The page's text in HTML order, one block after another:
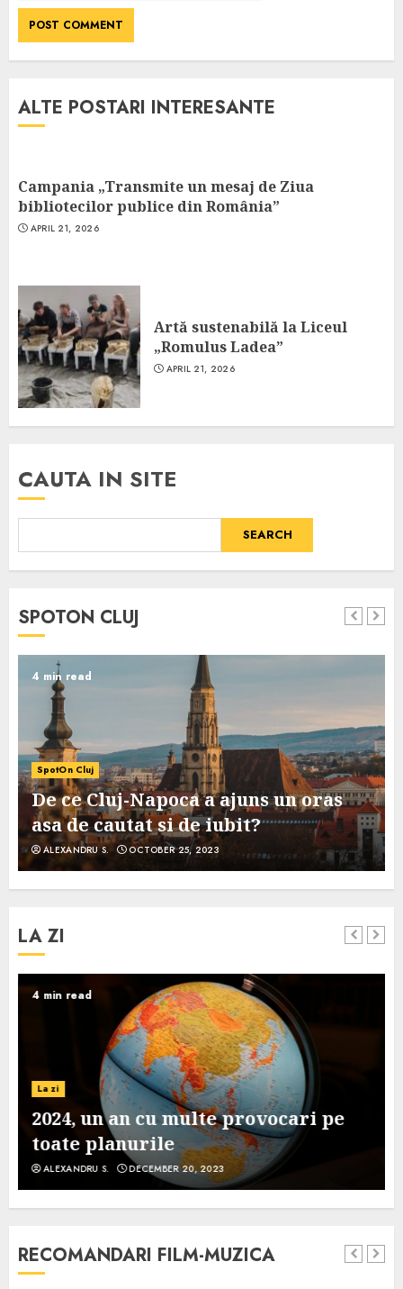
ALTE POSTARI INTERESANTE
Campania „Transmite un mesaj de Ziua
bibliotecilor publice din România”
APRIL 21, 2026
Artă sustenabilă la Liceul
„Romulus Ladea”
APRIL 21, 2026
CAUTA IN SITE
SEARCH
SPOTON CLUJ
4 min read
SpotOn Cluj
De ce Cluj-Napoca a ajuns un oras
asa de cautat si de iubit?
ALEXANDRU S. OCTOBER 25, 2023
LA ZI
4 min read
La zi
2024, un an cu multe provocari pe
toate planurile
ALEXANDRU S. DECEMBER 20, 2023
RECOMANDARI FILM-MUZICA